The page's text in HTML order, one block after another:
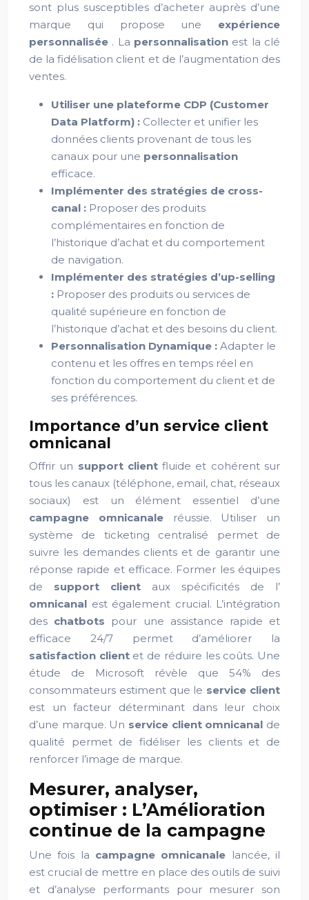
sont plus susceptibles d’acheter auprès d’une
marque qui propose une expérience
personnalisée . La personnalisation est la clé
de la fidélisation client et de l’augmentation des
ventes.
Utiliser une plateforme CDP (Customer
Data Platform) : Collecter et unifier les
données clients provenant de tous les
canaux pour une personnalisation
efficace.
Implémenter des stratégies de cross-
canal : Proposer des produits
complémentaires en fonction de
l’historique d’achat et du comportement
de navigation.
Implémenter des stratégies d’up-selling
: Proposer des produits ou services de
qualité supérieure en fonction de
l’historique d’achat et des besoins du client.
Personnalisation Dynamique : Adapter le
contenu et les offres en temps réel en
fonction du comportement du client et de
ses préférences.
Importance d’un service client
omnicanal
Offrir un support clientfluide et cohérent sur
tous les canaux (téléphone, email, chat, réseaux
sociaux) est un élément essentiel d’une
campagne omnicanale
réussie. Utiliser un
système de ticketing centralisé permet de
suivre les demandes clients et de garantir une
réponse rapide et efficace. Former les équipes
de support client aux spécificités de l’
omnicanal est également crucial. L’intégration
des chatbots pour une assistance rapide et
efficace 24/7 permet d’améliorer la
satisfaction client et de réduire les coûts. Une
étude de Microsoft révèle que 54% des
consommateurs estiment que le service client
est un facteur déterminant dans leur choix
d’une marque. Un service client omnicanal de
qualité permet de fidéliser les clients et de
renforcer l’image de marque.
Mesurer, analyser,
optimiser : L’Amélioration
continue de la campagne
Une fois la campagne omnicanale lancée, il
est crucial de mettre en place des outils de suivi
et d’analyse performants pour mesurer son